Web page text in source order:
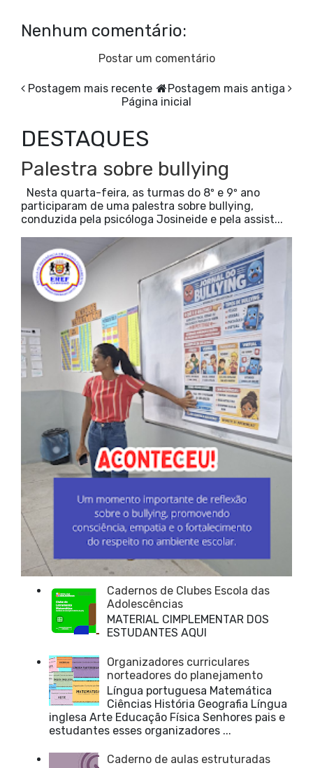
Nenhum comentário:
Postar um comentário
Postagem mais recente
Postagem mais antiga
Página inicial
DESTAQUES
Palestra sobre bullying
Nesta quarta-feira, as turmas do 8º e 9º ano
participaram de uma palestra sobre bullying,
conduzida pela psicóloga Josineide e pela assist...
Cadernos de Clubes Escola das
Adolescências
MATERIAL CIMPLEMENTAR DOS
ESTUDANTES AQUI
Organizadores curriculares
norteadores do planejamento
Língua portuguesa Matemática
Ciências História Geografia Língua
inglesa Arte Educação Física Senhores pais e
estudantes esses organizadores ...
Caderno de aulas estruturadas